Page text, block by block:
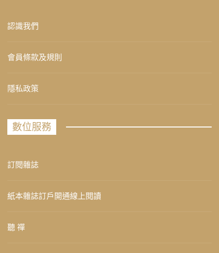
認識我們
會員條款及規則
隱私政策
數位服務
訂閱雜誌
紙本雜誌訂戶開通線上閱讀
聽 禪